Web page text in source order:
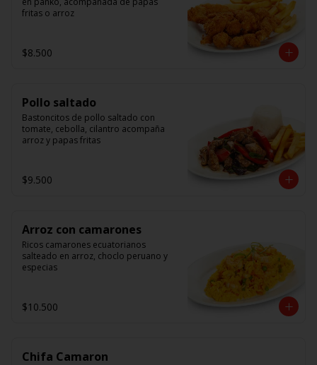
fritas o arroz
$8.500
Pollo saltado
Bastoncitos de pollo saltado con
tomate, cebolla, cilantro acompaña
arroz y papas fritas
$9.500
Arroz con camarones
Ricos camarones ecuatorianos
salteado en arroz, choclo peruano y
especias
$10.500
Chifa Camaron